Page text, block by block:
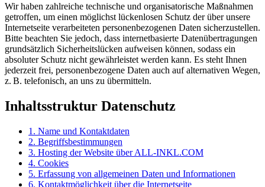
Wir haben zahlreiche technische und organisatorische Maßnahmen
getroffen, um einen möglichst lückenlosen Schutz der über unsere
Internetseite verarbeiteten personenbezogenen Daten sicherzustellen.
Bitte beachten Sie jedoch, dass internetbasierte Datenübertragungen
grundsätzlich Sicherheitslücken aufweisen können, sodass ein
absoluter Schutz nicht gewährleistet werden kann. Es steht Ihnen
jederzeit frei, personenbezogene Daten auch auf alternativen Wegen,
z. B. telefonisch, an uns zu übermitteln.
Inhaltsstruktur Datenschutz
1. Name und Kontaktdaten
2. Begriffsbestimmungen
3. Hosting der Website über ALL-INKL.COM
4. Cookies
5. Erfassung von allgemeinen Daten und Informationen
6. Kontaktmöglichkeit über die Internetseite